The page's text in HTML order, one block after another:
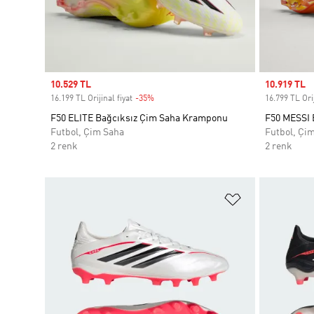
Sale price
10.529 TL
16.199 TL Orijinal fiyat -35%
F50 ELITE Bağcıksız Çim Saha Kramponu
Futbol, Çim Saha
2 renk
Sale price
10.919 TL
16.799 TL
F50
Futbol,
2 renk